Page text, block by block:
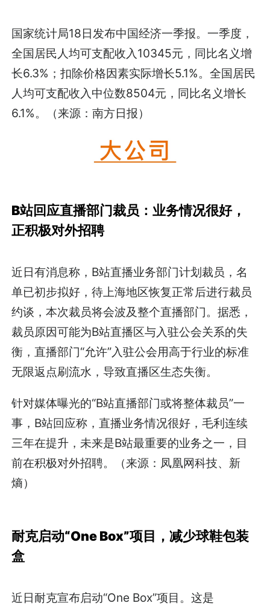
国家统计局18日发布中国经济一季报。一季度，
全国居民人均可支配收入10345元，同比名义增
长6.3%；扣除价格因素实际增长5.1%。全国居民
人均可支配收入中位数8504元，同比名义增长
6.1%。（来源：南方日报）
B站回应直播部门裁员：业务情况很好，
正积极对外招聘
近日有消息称，B站直播业务部门计划裁员，名
单已初步拟好，待上海地区恢复正常后进行裁员
约谈，本次裁员将会波及整个直播部门。据悉，
裁员原因可能为B站直播区与入驻公会关系的失
衡，直播部门“允许”入驻公会用高于行业的标准
无限返点刷流水，导致直播区生态失衡。
针对媒体曝光的“B站直播部门或将整体裁员”一
事，B站回应称，直播业务情况很好，毛利连续
三年在提升，未来是B站最重要的业务之一，目
前在积极对外招聘。（来源：凤凰网科技、新
熵）
耐克启动“One Box”项目，减少球鞋包装
盒
近日耐克宣布启动“One Box”项目。这是